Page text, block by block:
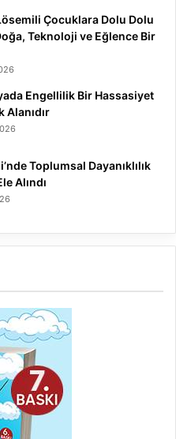
Çocuklara Dolu Dolu
Teknoloji ve Eğlence Bir
Engellilik Bir Hassasiyet
Alanıdır
Toplumsal Dayanıklılık
Alındı